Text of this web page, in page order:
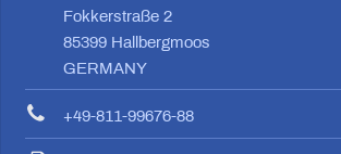
Fokkerstraße 2
85399 Hallbergmoos
GERMANY
+49-811-99676-88